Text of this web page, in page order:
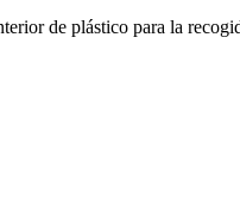
de plástico para la